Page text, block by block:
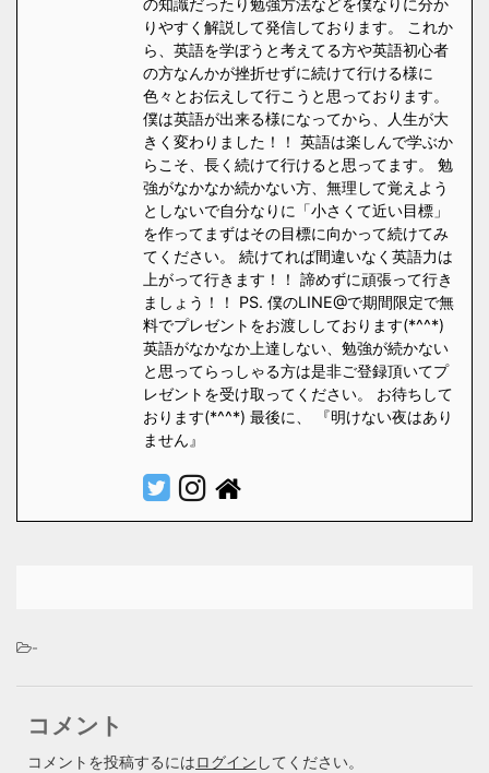
の知識だったり勉強方法などを僕なりに分か
りやすく解説して発信しております。 これか
ら、英語を学ぼうと考えてる方や英語初心者
の方なんかが挫折せずに続けて行ける様に
色々とお伝えして行こうと思っております。
僕は英語が出来る様になってから、人生が大
きく変わりました！！ 英語は楽しんで学ぶか
らこそ、長く続けて行けると思ってます。 勉
強がなかなか続かない方、無理して覚えよう
としないで自分なりに「小さくて近い目標」
を作ってまずはその目標に向かって続けてみ
てください。 続けてれば間違いなく英語力は
上がって行きます！！ 諦めずに頑張って行き
ましょう！！ PS. 僕のLINE@で期間限定で無
料でプレゼントをお渡ししております(*^^*)
英語がなかなか上達しない、勉強が続かない
と思ってらっしゃる方は是非ご登録頂いてプ
レゼントを受け取ってください。 お待ちして
おります(*^^*) 最後に、 『明けない夜はあり
ません』
-
コメント
コメントを投稿するにはログイン してください。